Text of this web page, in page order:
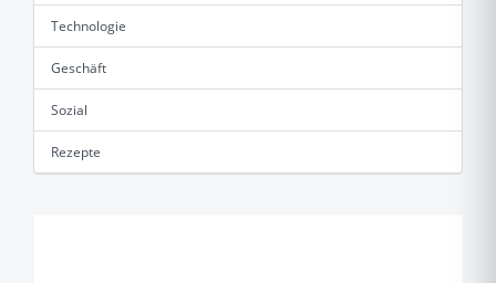
Technologie
Geschäft
Sozial
Rezepte